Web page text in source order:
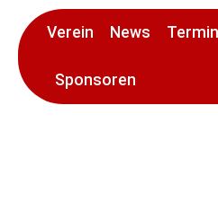
Verein News
Sponsoren